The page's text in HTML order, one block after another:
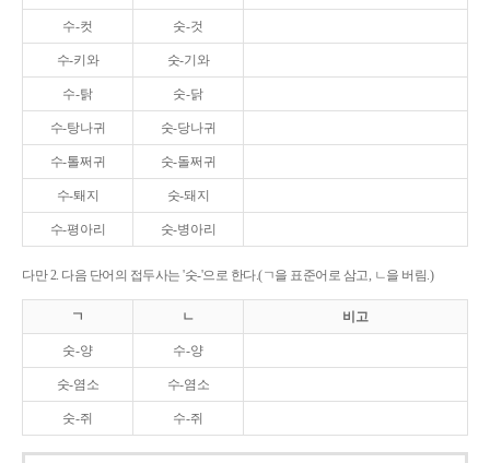
수-컷 숫-것
수-키와 숫-기와
수-탉 숫-닭
수-탕나귀 숫-당나귀
수-톨쩌귀 숫-돌쩌귀
수-퇘지 숫-돼지
수-평아리 숫-병아리
다만 2. 다음 단어의 접두사는 '숫-'으로 한다.(ㄱ을 표준어로 삼고, ㄴ을 버림.)
ㄱ ㄴ 비고
숫-양 수-양
숫-염소 수-염소
숫-쥐 수-쥐